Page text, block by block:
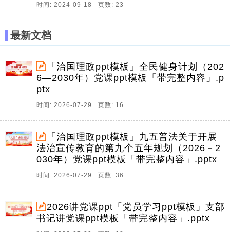
时间: 2024-09-18 页数: 23
最新文档
「治国理政ppt模板」全民健身计划（202
6—2030年）党课ppt模板「带完整内容」.p
ptx
时间: 2026-07-29 页数: 16
「治国理政ppt模板」九五普法关于开展
法治宣传教育的第九个五年规划（2026－2
030年）党课ppt模板「带完整内容」.pptx
时间: 2026-07-29 页数: 36
2026讲党课ppt「党员学习ppt模板」支部
书记讲党课ppt模板「带完整内容」.pptx